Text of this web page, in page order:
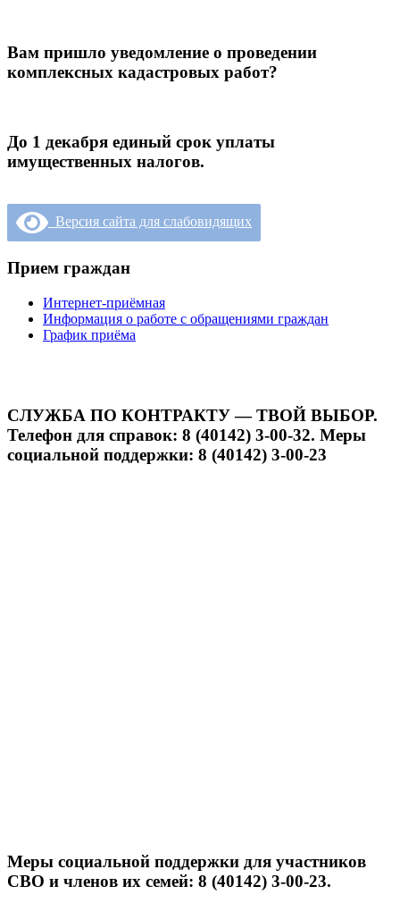
Вам пришло уведомление о проведении
комплексных кадастровых работ?
До 1 декабря единый срок уплаты
имущественных налогов.
Версия сайта для слабовидящих
Прием граждан
Интернет-приёмная
Информация о работе с обращениями граждан
График приёма
СЛУЖБА ПО КОНТРАКТУ — ТВОЙ ВЫБОР.
Телефон для справок: 8 (40142) 3-00-32. Меры
социальной поддержки: 8 (40142) 3-00-23
Меры социальной поддержки для участников
СВО и членов их семей: 8 (40142) 3-00-23.